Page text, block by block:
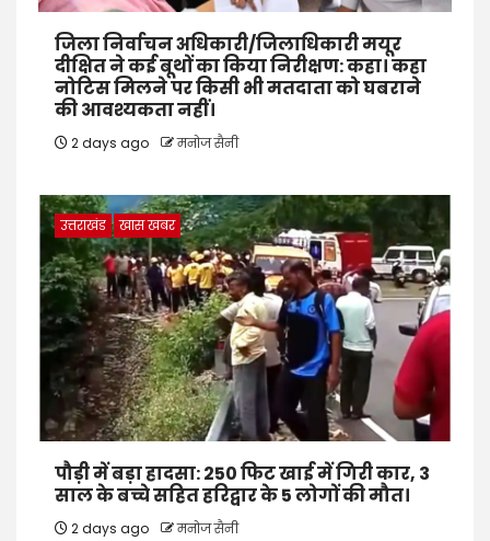
जिला निर्वाचन अधिकारी/जिलाधिकारी मयूर
दीक्षित ने कई बूथों का किया निरीक्षण: कहा। कहा
नोटिस मिलने पर किसी भी मतदाता को घबराने
की आवश्यकता नहीं।
2 days ago मनोज सैनी
उत्तराखंड खास खबर
पौड़ी में बड़ा हादसा: 250 फिट खाई में गिरी कार, 3
साल के बच्चे सहित हरिद्वार के 5 लोगों की मौत।
2 days ago मनोज सैनी